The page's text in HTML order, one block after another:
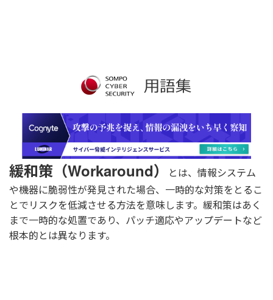
緩和策（Workaround）
とは、情報システム
や機器に脆弱性が発見された場合、一時的な対策をとるこ
とでリスクを低減させる方法を意味します。緩和策はあく
まで一時的な処置であり、パッチ適応やアップデートなど
根本的とは異なります。